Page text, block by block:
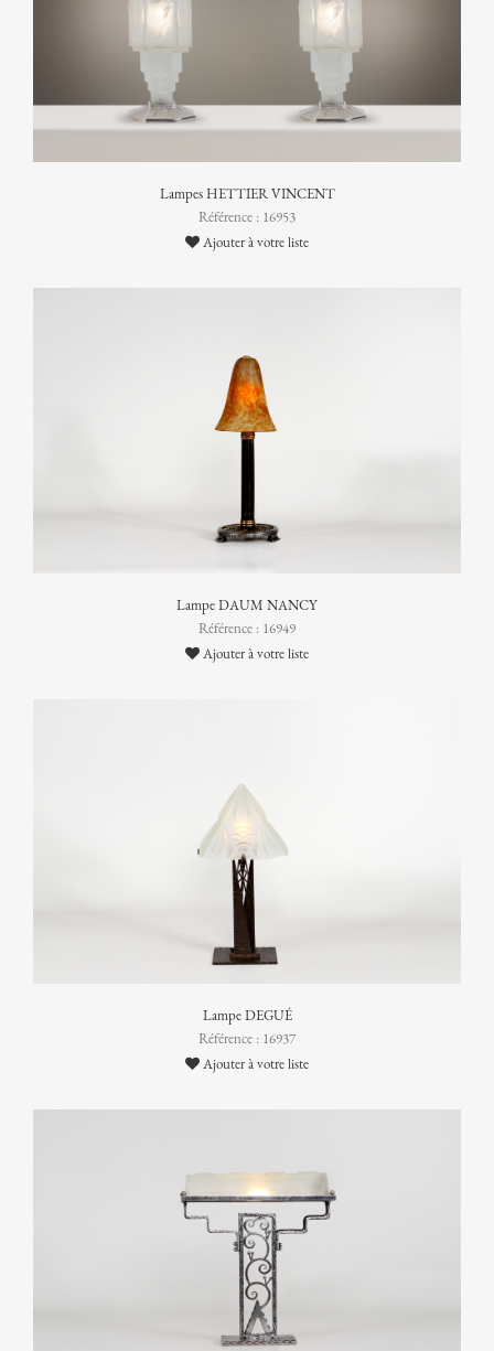
Lampes HETTIER VINCENT
Référence : 16953
Ajouter à votre liste
Lampe DAUM NANCY
Référence : 16949
Ajouter à votre liste
Lampe DEGUÉ
Référence : 16937
Ajouter à votre liste